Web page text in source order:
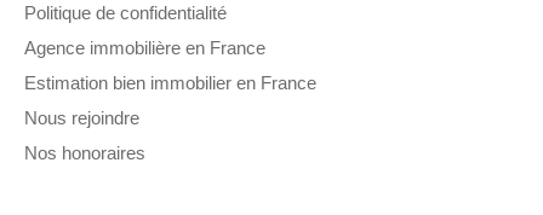
Politique de confidentialité
Agence immobilière en France
Estimation bien immobilier en France
Nous rejoindre
Nos honoraires